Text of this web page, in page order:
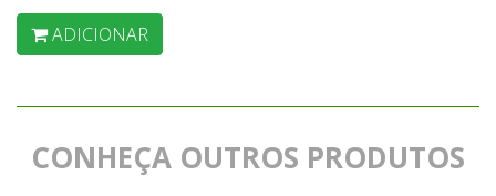
ADICIONAR
CONHEÇA OUTROS PRODUTOS